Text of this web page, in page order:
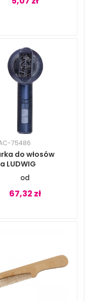
75486
do włosów
LUDWIG
67,32 zł